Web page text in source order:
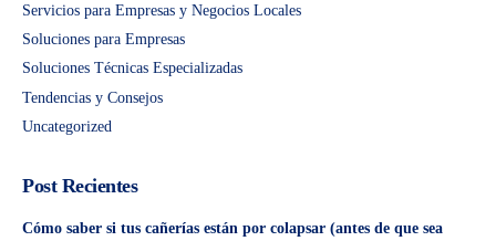
Servicios para Empresas y Negocios Locales
Soluciones para Empresas
Soluciones Técnicas Especializadas
Tendencias y Consejos
Uncategorized
Post Recientes
Cómo saber si tus cañerías están por colapsar (antes de que sea